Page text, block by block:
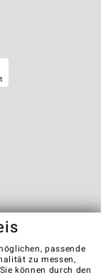
passende
zu messen,
können durch den